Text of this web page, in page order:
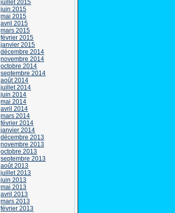
juillet 2015
juin 2015
mai 2015
avril 2015
mars 2015
février 2015
janvier 2015
décembre 2014
novembre 2014
octobre 2014
septembre 2014
août 2014
juillet 2014
juin 2014
mai 2014
avril 2014
mars 2014
février 2014
janvier 2014
décembre 2013
novembre 2013
octobre 2013
septembre 2013
août 2013
juillet 2013
juin 2013
mai 2013
avril 2013
mars 2013
février 2013